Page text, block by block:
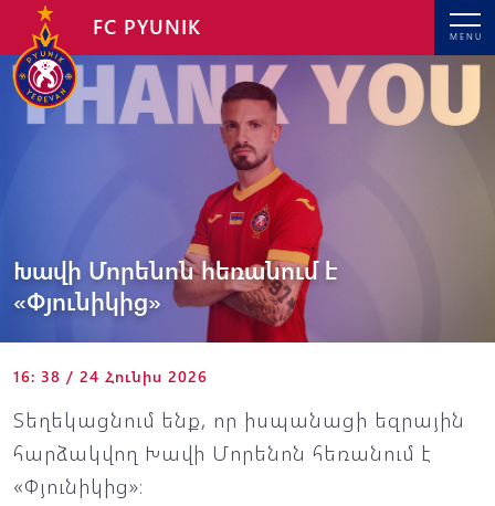
MENU
FC PYUNIK
Խավի Մորենոն հեռանում է
«Փյունիկից»
16: 38 / 24 Հունիս 2026
Տեղեկացնում ենք, որ իսպանացի եզրային
հարձակվող Խավի Մորենոն հեռանում է
«Փյունիկից»։